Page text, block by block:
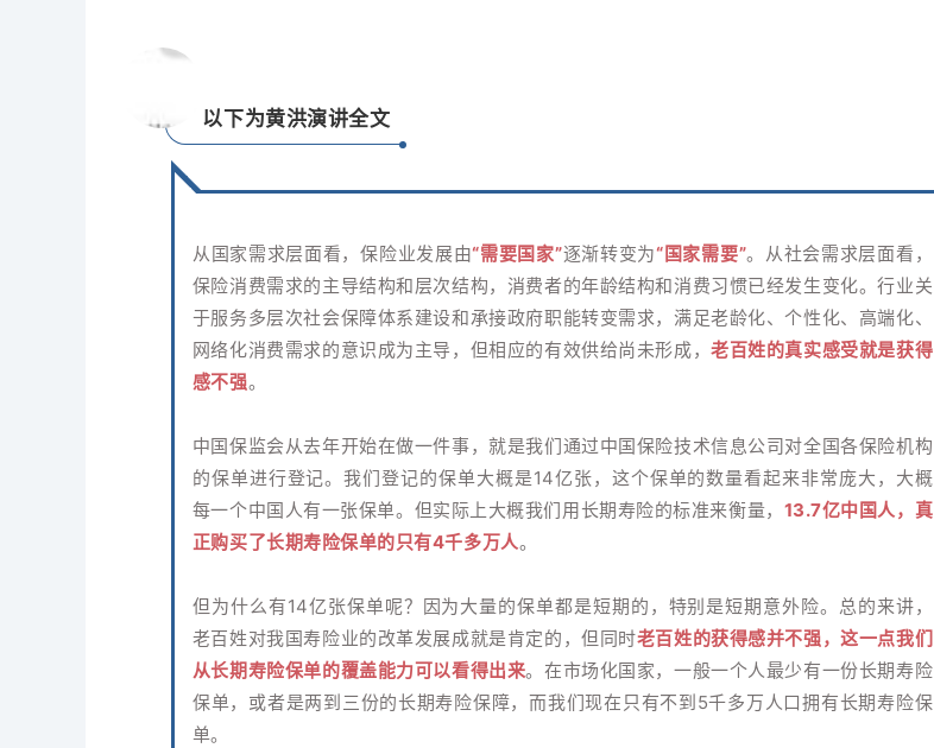
以下为黄洪演讲全文
从国家需求层面看，保险业发展由“需要国家”逐渐转变为“国家需要”。从社会需求层面看，
保险消费需求的主导结构和层次结构，消费者的年龄结构和消费习惯已经发生变化。行业关
于服务多层次社会保障体系建设和承接政府职能转变需求，满足老龄化、个性化、高端化、
网络化消费需求的意识成为主导，但相应的有效供给尚未形成，老百姓的真实感受就是获得
感不强。
中国保监会从去年开始在做一件事，就是我们通过中国保险技术信息公司对全国各保险机构
的保单进行登记。我们登记的保单大概是14亿张，这个保单的数量看起来非常庞大，大概
每一个中国人有一张保单。但实际上大概我们用长期寿险的标准来衡量， 13.7亿中国人，真
正购买了长期寿险保单的只有4千多万人。
但为什么有14亿张保单呢？因为大量的保单都是短期的，特别是短期意外险。总的来讲，
老百姓对我国寿险业的改革发展成就是肯定的，但同时老百姓的获得感并不强，这一点我们
从长期寿险保单的覆盖能力可以看得出来。在市场化国家，一般一个人最少有一份长期寿险
保单，或者是两到三份的长期寿险保障，而我们现在只有不到5千多万人口拥有长期寿险保
单。